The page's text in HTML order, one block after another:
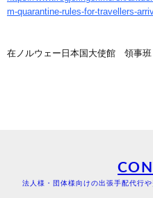
m-quarantine-rules-for-travellers-
在ノルウェー日本国大使館 領事班
法人様・団体様向けの出張手配代行